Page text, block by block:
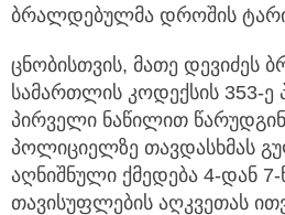
ბრალდებულმა დროშის
ცნობისთვის, მათე დევიძეს
სამართლის კოდექსის 353-ე
პირველი ნაწილით
პოლიციელზე თავდასხმას
აღნიშნული ქმედება 4-დან
თავისუფლების აღკვეთას